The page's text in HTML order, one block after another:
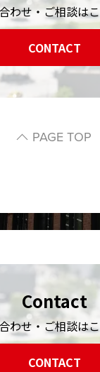
わせ・ご相談は
CONTACT
PAGE TOP
Contact
わせ・ご相談は
CONTACT